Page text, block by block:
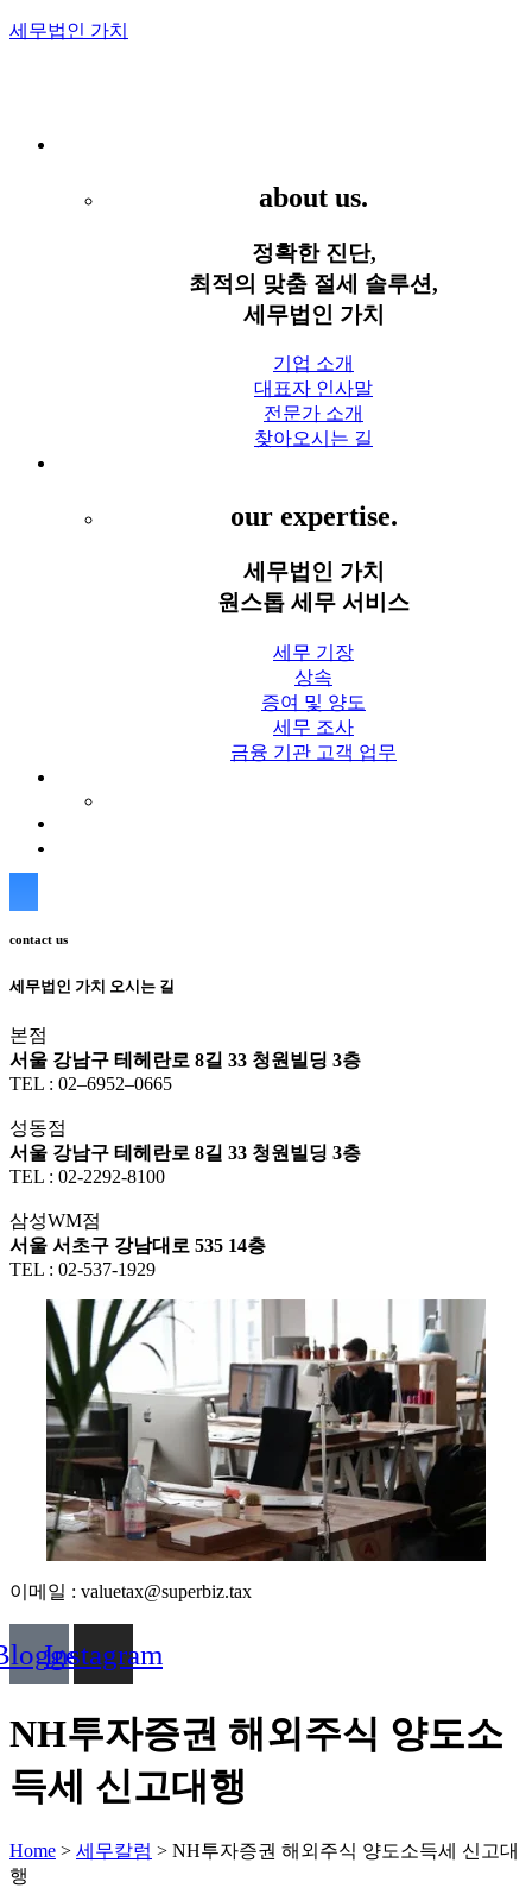
세무법인 가치
about us.
정확한 진단,
최적의 맞춤 절세 솔루션,
세무법인 가치
기업 소개
대표자 인사말
전문가 소개
찾아오시는 길
our expertise.
세무법인 가치
원스톱 세무 서비스
세무 기장
상속
증여 및 양도
세무 조사
금융 기관 고객 업무
contact us
세무법인 가치 오시는 길
본점
서울 강남구 테헤란로 8길 33 청원빌딩 3층
TEL : 02–6952–0665
성동점
서울 강남구 테헤란로 8길 33 청원빌딩 3층
TEL : 02-2292-8100
삼성WM점
서울 서초구 강남대로 535 14층
TEL : 02-537-1929
이메일 : valuetax@superbiz.tax
Instagram
NH투자증권 해외주식 양도소
득세 신고대행
Home > 세무칼럼 > NH투자증권 해외주식 양도소득세 신고대
행